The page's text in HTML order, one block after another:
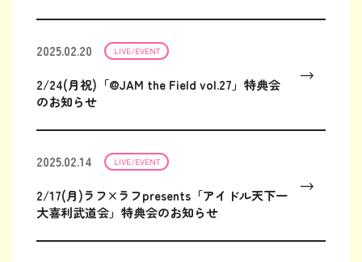
2025.02.20 LIVE/EVENT
2/24(月祝)「@JAM the Field vol.27」特典会
のお知らせ
2025.02.14 LIVE/EVENT
2/17(月)ラフ×ラフpresents「アイドル天下一
大喜利武道会」特典会のお知らせ